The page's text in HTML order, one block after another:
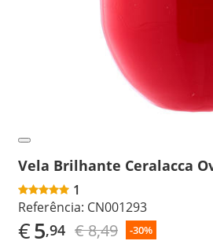
Vela Brilhante Ceralacca
1
Referência: CN001293
€5,94 € 8,49 -30%